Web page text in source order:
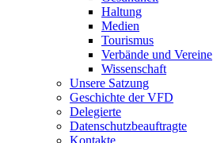
Haltung
Medien
Tourismus
Verbände und Vereine
Wissenschaft
Unsere Satzung
Geschichte der VFD
Delegierte
Datenschutzbeauftragte
Kontakte